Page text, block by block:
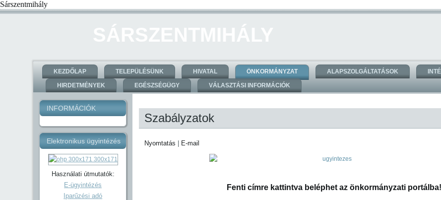
Sárszentmihály
KEZDŐLAP TELEPÜLÉSÜNK HIVATAL ÖNKORMÁNYZAT ALAPSZOLGÁLTATÁSOK
HIRDETMÉNYEK
EGÉSZSÉGÜGY VÁLASZTÁSI INFORMÁCIÓK
INFORMÁCIÓK
Elektronikus ügyintézés
Használati útmutatók:
E-ügyintézés
Iparűzési adó
Szabályzatok
Nyomtatás E-mail
Fenti címre kattintva beléphet az önkormányzati portálba!